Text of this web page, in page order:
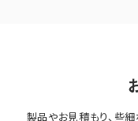
製品やお見積もり、些細